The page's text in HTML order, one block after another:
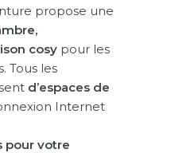
propose une
cosy pour les
Tous les
d’espaces de
Internet
pour votre